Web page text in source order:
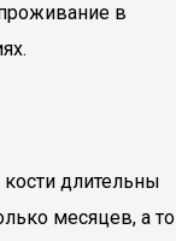
в
длительны
месяцев, а то